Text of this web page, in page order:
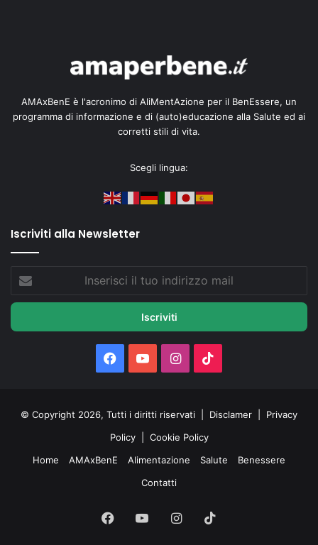
AMAxBenE è l'acronimo di AliMentAzione per il BenEssere, un
programma di informazione e di (auto)educazione alla Salute ed ai
corretti stili di vita.
Scegli lingua:
Iscriviti alla Newsletter
tuo
mail
Facebook
You Instagram
© Copyright 2026, Tutti i diritti riservati | Disclamer
Privacy
Policy
Cookie Policy
Home
AMAxBenE Alimentazione Salute
Benessere
Contatti
Facebook Instagram